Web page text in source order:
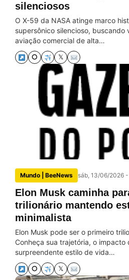
silenciosos
O X-59 da NASA atinge marco
supersônico silencioso, buscando
aviação comercial de alta…
⭘ 𝕏
Mundo | BeeNews sáb, 13/06/2026
Elon Musk caminha
trilionário mantendo
minimalista
Elon Musk pode ser o primeiro
Conheça sua trajetória, o impacto
surpreendente estilo de vida…
⭘ 𝕏